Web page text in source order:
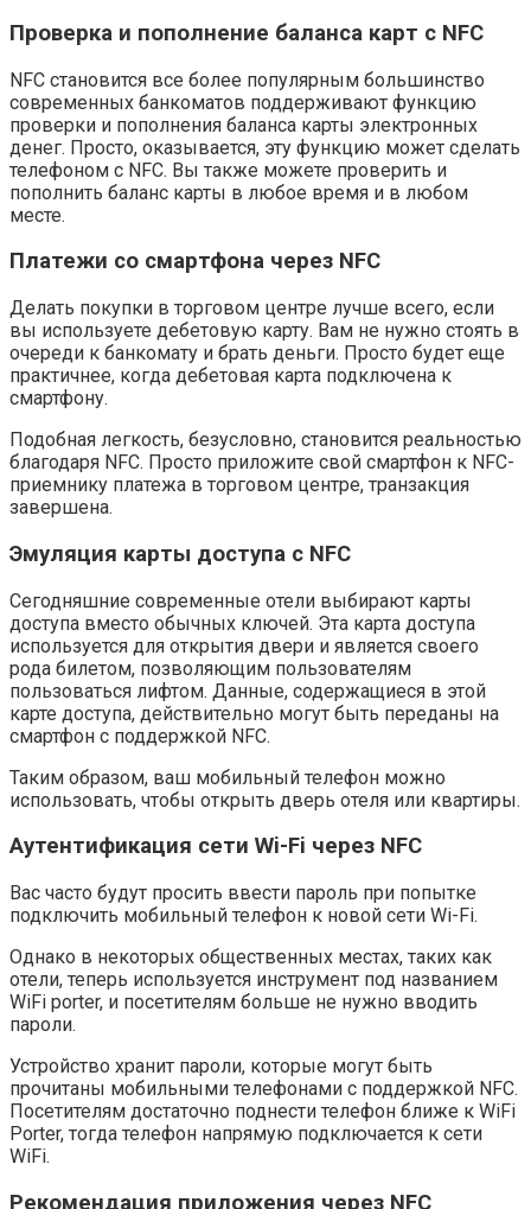
Проверка и пополнение баланса карт с NFC
NFC становится все более популярным большинство
современных банкоматов поддерживают функцию
проверки и пополнения баланса карты электронных
денег. Просто, оказывается, эту функцию может сделать
телефоном с NFC. Вы также можете проверить и
пополнить баланс карты в любое время и в любом
месте.
Платежи со смартфона через NFC
Делать покупки в торговом центре лучше всего, если
вы используете дебетовую карту. Вам не нужно стоять в
очереди к банкомату и брать деньги. Просто будет еще
практичнее, когда дебетовая карта подключена к
смартфону.
Подобная легкость, безусловно, становится реальностью
благодаря NFC. Просто приложите свой смартфон к NFC-
приемнику платежа в торговом центре, транзакция
завершена.
Эмуляция карты доступа с NFC
Сегодняшние современные отели выбирают карты
доступа вместо обычных ключей. Эта карта доступа
используется для открытия двери и является своего
рода билетом, позволяющим пользователям
пользоваться лифтом. Данные, содержащиеся в этой
карте доступа, действительно могут быть переданы на
смартфон с поддержкой NFC.
Таким образом, ваш мобильный телефон можно
использовать, чтобы открыть дверь отеля или квартиры.
Аутентификация сети Wi-Fi через NFC
Вас часто будут просить ввести пароль при попытке
подключить мобильный телефон к новой сети Wi-Fi.
Однако в некоторых общественных местах, таких как
отели, теперь используется инструмент под названием
WiFi porter, и посетителям больше не нужно вводить
пароли.
Устройство хранит пароли, которые могут быть
прочитаны мобильными телефонами с поддержкой NFC.
Посетителям достаточно поднести телефон ближе к WiFi
Porter, тогда телефон напрямую подключается к сети
WiFi.
Рекомендация приложения через NFC